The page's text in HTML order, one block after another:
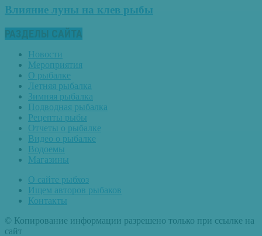
Влияние луны на клев рыбы
РАЗДЕЛЫ САЙТА
Новости
Мероприятия
О рыбалке
Летняя рыбалка
Зимняя рыбалка
Подводная рыбалка
Рецепты рыбы
Отчеты о рыбалке
Видео о рыбалке
Водоемы
Магазины
О сайте рыбхоз
Ищем авторов рыбаков
Контакты
© Копирование информации разрешено только при ссылке на
сайт